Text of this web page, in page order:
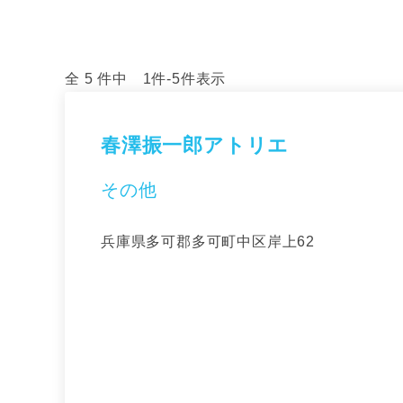
全 5 件中 1件-5件表示
春澤振一郎アトリエ
その他
兵庫県多可郡多可町中区岸上62